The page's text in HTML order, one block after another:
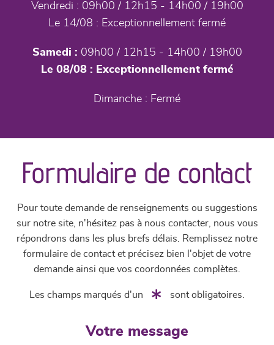
Vendredi : 09h00 / 12h15 - 14h00 / 19h00
Le 14/08 : Exceptionnellement fermé
Samedi : 09h00 / 12h15 - 14h00 / 19h00
Le 08/08 : Exceptionnellement fermé
Dimanche : Fermé
Formulaire de contact
Pour toute demande de renseignements ou suggestions
sur notre site, n'hésitez pas à nous contacter, nous vous
répondrons dans les plus brefs délais. Remplissez notre
formulaire de contact et précisez bien l'objet de votre
demande ainsi que vos coordonnées complètes.
Les champs marqués d'un sont obligatoires.
Votre message